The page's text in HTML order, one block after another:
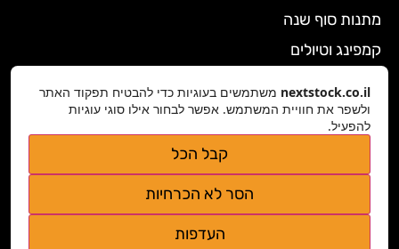
מתנות סוף שנה
קמפינג וטיולים
גאדג'טים
nextstock.co.il@gmail.com
נגישות אתר
nextstock.co.il משתמשים בעוגיות כדי להבטיח תפקוד האתר
ולשפר את חוויית המשתמש. אפשר לבחור אילו סוגי עוגיות
להפעיל.
קבל הכל
הסר לא הכרחיות
העדפות